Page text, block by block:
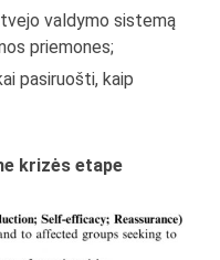
valdymo sistemą
priemones;
pasiruošti, kaip
krizės etape